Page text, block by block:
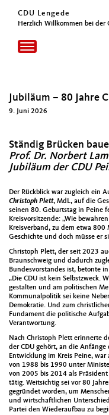
CDU Lengede
Herzlich Willkommen bei der
Toggle
navigation
Jubiläum – 80 Jahre
9. Juni 2026
Ständig Brücken
Prof. Dr. Norbert
Jubiläum der CDU
Der Rückblick war zugleich ein
Christoph Plett, MdL, auf die
seinen 80. Geburtstag in Peine
Kreisvorsitzende: „Wie
Kreisverband, zu dem etwa
Geschichte und doch müsse er
Christoph Plett, der seit 2023
Braunschweig und dadurch
Bundesvorstandes ist, betonte
„Die CDU ist kein Selbstzweck.
gestalten und am politischen
Kommunalpolitik sei keine
Demokratie. Und zum
Fundament die politische
Verantwortung.
Nach Christoph Plett erinnerte
der CDU gehört, an die
Entwicklung im Kreis Peine,
von 1988 bis 1990 unter
von 2005 bis 2014 als Präsident
tätig. Weitsichtig sei vor 80
gegründet worden, um
und wirtschaftlichen
Partei den Wiederaufbau zu